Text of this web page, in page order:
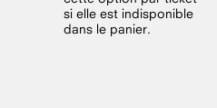
si elle est indisponible
dans le panier.